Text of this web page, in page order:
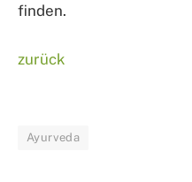
finden.
zurück
Ayurveda